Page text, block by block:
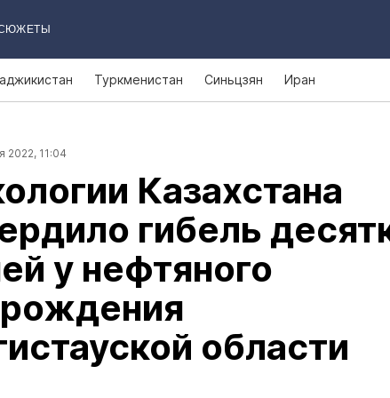
Туркменистан Синьцзян Иран
2022, 11:04
Казахстана
гибель
у нефтяного
области